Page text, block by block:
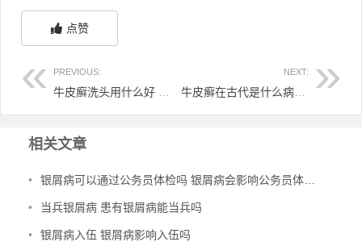
点赞
PREVIOUS: NEXT:
牛皮癣在古代是什么病 牛皮癣的别称
相关文章
• 银屑病可以通过公务员体检吗 银屑病会影响公务员体检通过吗
• 当兵银屑病 患有银屑病能当兵吗
• 银屑病入伍 银屑病影响入伍吗